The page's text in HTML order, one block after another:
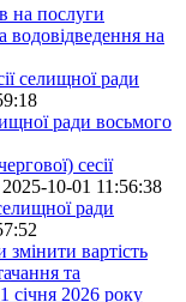
на послуги
водовідведення на
селищної ради
ради восьмого
сесії
2025-10-01 11:56:38
ради
вартість
та
січня 2026 року